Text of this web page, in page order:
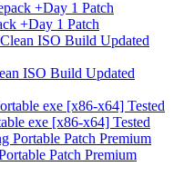
+Day 1 Patch
ISO Build Updated
exe [x86-x64] Tested
Patch Premium